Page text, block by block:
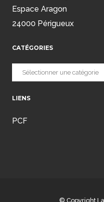
Espace Aragon
24000 Périgueux
CATÉGORIES
Catégories
LIENS
PCF
© Copyright